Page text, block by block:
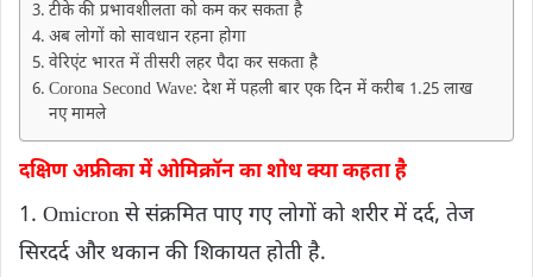
टीके की प्रभावशीलता को कम कर सकता है
अब लोगों को सावधान रहना होगा
वेरिएंट भारत में तीसरी लहर पैदा कर सकता है
Corona Second Wave: देश में पहली बार एक दिन में करीब 1.25 लाख
नए मामले
दक्षिण अफ्रीका में ओमिक्रॉन का शोध क्या कहता है
1. Omicron से संक्रमित पाए गए लोगों को शरीर में दर्द, तेज
सिरदर्द और थकान की शिकायत होती है.